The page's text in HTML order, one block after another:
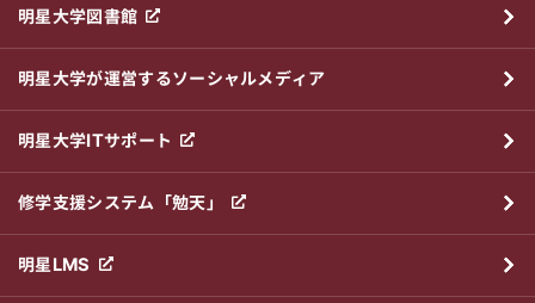
明星大学図書館
明星大学が運営するソーシャルメディア
明星大学ITサポート
修学支援システム「勉天」
明星LMS